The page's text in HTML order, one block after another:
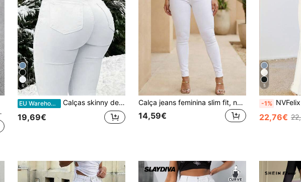
6
EU Warehouse Calças skinny de ganga femininas casuais de cintura média, elasticidade média, comprimento ao tornozelo, brancas, para todas as estações, outono
19,69€
Calça jeans feminina slim fit, nova e com lavagem especial, ideal para uso casual e no dia a dia.
14,59€
5
-1% NVFelix Calças de ganga femininas
22,76€